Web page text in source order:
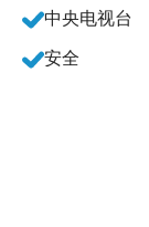
中央电视台
安全